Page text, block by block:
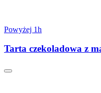
Powyżej 1h
Tarta czekoladowa z